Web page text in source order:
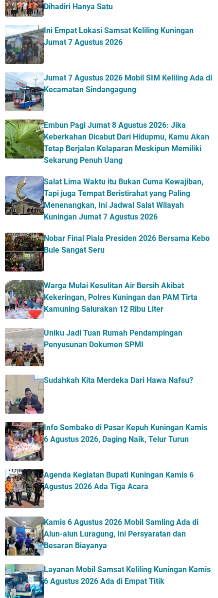
Dihadiri Hanya Satu
Ini Empat Lokasi Samsat Keliling Kuningan
Jumat 7 Agustus 2026
Jumat 7 Agustus 2026 Mobil SIM Keliling Ada di
Kecamatan Sindangagung
Embun Pagi Jumat 8 Agustus 2026: Jika
Keberkahan Dicabut Dari Hidupmu, Kamu Akan
Tetap Berjalan Kelaparan Meskipun Memiliki
Sekarung Penuh Uang
Salat Lima Waktu itu Bukan Cuma Kewajiban,
Tapi juga Tempat Beristirahat yang Paling
Menenangkan, Ini Jadwal Salat Wilayah
Kuningan Jumat 7 Agustus 2026
Nobar Final Piala Presiden 2026 Bersama Kebo
Bule Sangat Seru
Warga Mulai Kesulitan Air Bersih Akibat
Kekeringan, Polres Kuningan dan PAM Tirta
Kamuning Salurakan 12 Ribu Liter
Uniku Jadi Tuan Rumah Pendampingan
Penyusunan Dokumen SPMI
Sudahkah Kita Merdeka Dari Hawa Nafsu?
Info Sembako di Pasar Kepuh Kuningan Kamis
6 Agustus 2026, Daging Naik, Telur Turun
Agenda Kegiatan Bupati Kuningan Kamis 6
Agustus 2026 Ada Tiga Acara
Kamis 6 Agustus 2026 Mobil Samling Ada di
Alun-alun Luragung, Ini Persyaratan dan
Besaran Biayanya
Layanan Mobil Samsat Keliling Kuningan Kamis
6 Agustus 2026 Ada di Empat Titik